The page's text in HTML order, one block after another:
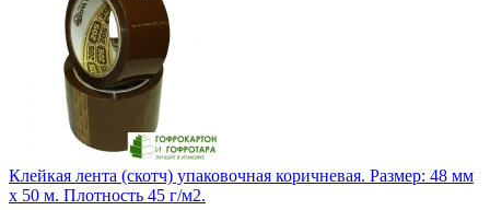
Клейкая лента (скотч) упаковочная коричневая. Размер: 48 мм
х 50 м. Плотность 45 г/м2.